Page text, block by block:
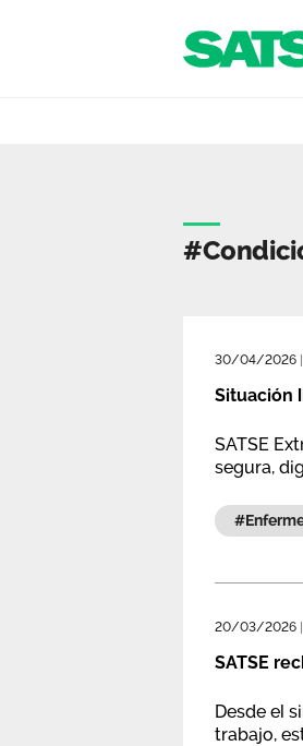
Qué
Actualidad
30/04/2026
Situación
SATSE
segura,
20/03/2026
SATSE
Desde el
trabajo,